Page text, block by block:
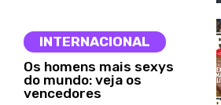
INTERNACIONAL
Os homens mais sexys
do mundo: veja os
vencedores